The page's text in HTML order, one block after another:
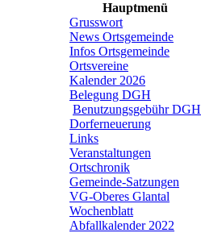
Hauptmenü
Grusswort
News Ortsgemeinde
Infos Ortsgemeinde
Ortsvereine
Kalender 2026
Belegung DGH
Benutzungsgebühr DGH
Dorferneuerung
Links
Veranstaltungen
Ortschronik
Gemeinde-Satzungen
VG-Oberes Glantal
Wochenblatt
Abfallkalender 2022